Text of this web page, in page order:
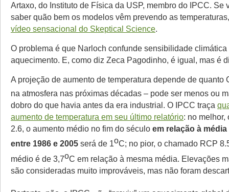
Artaxo, do Instituto de Física da USP, membro do IPCC. Se
saber quão bem os modelos vêm prevendo as
vídeo sensacional do Skeptical Science.
O problema é que Narloch confunde sensibilidade
aquecimento. E, como diz Zeca Pagodinho, é igual, mas é
A projeção de aumento de temperatura depende de quanto
na atmosfera nas próximas décadas – pode ser menos ou
dobro do que havia antes da era industrial. O IPCC traça
aumento de temperatura em seu último relatório: no melhor,
2.6, o aumento médio no fim do século em relação à
entre 1986 e 2005 será de 1oC; no pior, o chamado RCP
médio é de 3,7oC em relação à mesma média. Elevações
são consideradas muito improváveis, mas não foram